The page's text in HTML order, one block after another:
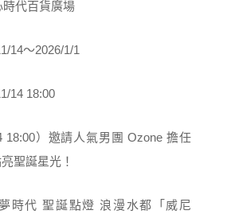
代百貨廣場
14～2026/1/1
14 18:00
18:00）邀請人氣男團 Ozone 擔任
聖誕星光！